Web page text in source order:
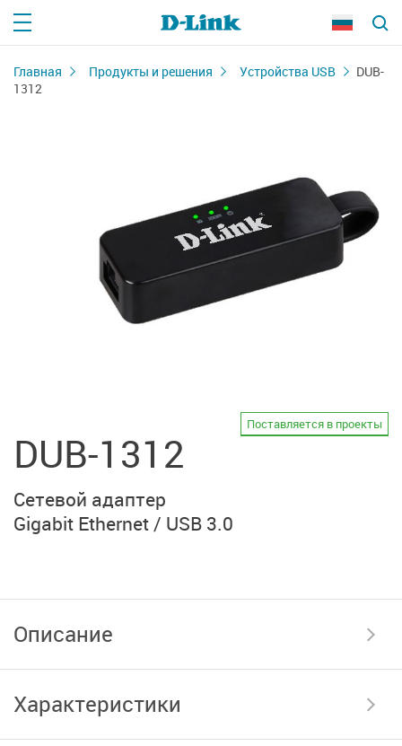
Главная Продукты и решения Устройства USB
DUB-
1312
DUB-1312
Поставляется в проекты
Сетевой адаптер
Gigabit Ethernet / USB 3.0
Описание
Характеристики